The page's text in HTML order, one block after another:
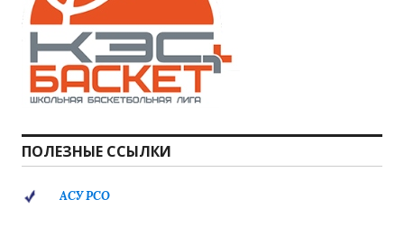
ПОЛЕЗНЫЕ ССЫЛКИ
АСУ РСО